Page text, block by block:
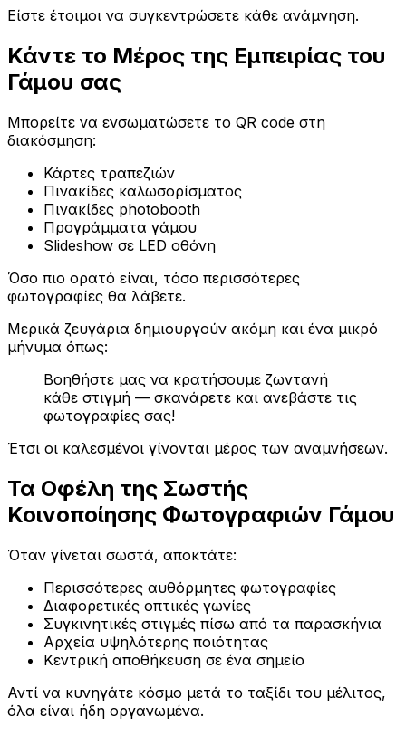
Είστε έτοιμοι να συγκεντρώσετε κάθε ανάμνηση.
Κάντε το Μέρος της Εμπειρίας του
Γάμου σας
Μπορείτε να ενσωματώσετε το QR code στη
διακόσμηση:
Κάρτες τραπεζιών
Πινακίδες καλωσορίσματος
Πινακίδες photobooth
Προγράμματα γάμου
Slideshow σε LED οθόνη
Όσο πιο ορατό είναι, τόσο περισσότερες
φωτογραφίες θα λάβετε.
Μερικά ζευγάρια δημιουργούν ακόμη και ένα μικρό
μήνυμα όπως:
Βοηθήστε μας να κρατήσουμε ζωντανή
κάθε στιγμή — σκανάρετε και ανεβάστε τις
φωτογραφίες σας!
Έτσι οι καλεσμένοι γίνονται μέρος των αναμνήσεων.
Τα Οφέλη της Σωστής
Κοινοποίησης Φωτογραφιών Γάμου
Όταν γίνεται σωστά, αποκτάτε:
Περισσότερες αυθόρμητες φωτογραφίες
Διαφορετικές οπτικές γωνίες
Συγκινητικές στιγμές πίσω από τα παρασκήνια
Αρχεία υψηλότερης ποιότητας
Κεντρική αποθήκευση σε ένα σημείο
Αντί να κυνηγάτε κόσμο μετά το ταξίδι του μέλιτος,
όλα είναι ήδη οργανωμένα.